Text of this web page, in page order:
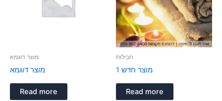
מוצר דוגמא
מוצר דוגמא
Read more
חבילות
מוצר חדש 1
Read more